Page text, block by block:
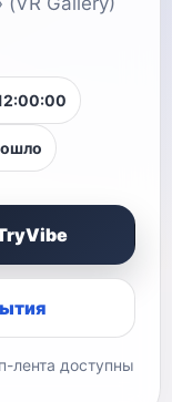
лента доступны